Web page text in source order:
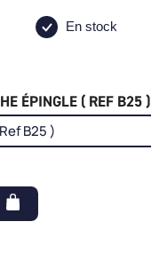
En stock
ÉPINGLE ( REF B25 )